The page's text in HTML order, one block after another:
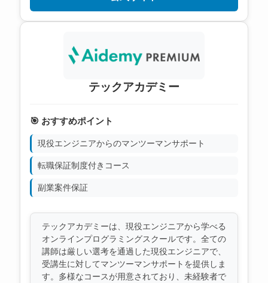
テックアカデミー
🎯 おすすめポイント
現役エンジニアからのマンツーマンサポート
転職保証制度付きコース
副業案件保証
テックアカデミーは、現役エンジニアから学べる
オンラインプログラミングスクールです。全ての
講師は厳しい選考を通過した現役エンジニアで、
受講生に対してマンツーマンサポートを提供しま
す。多様なコースが用意されており、未経験者で